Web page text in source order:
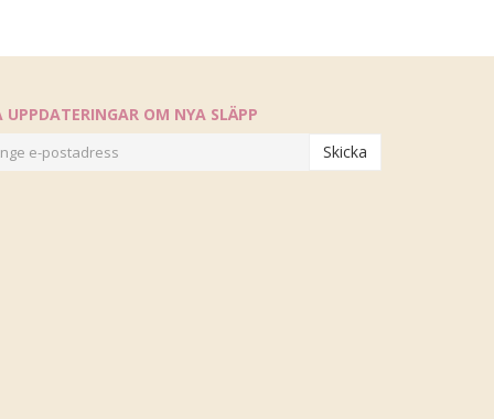
UPPDATERINGAR OM NYA SLÄPP
Skicka